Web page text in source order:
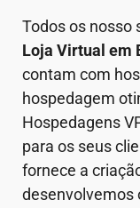
Todos os nosso
Loja Virtual em
contam com
hospedagem
Hospedagens
para os seus
fornece a
desenvolvemos